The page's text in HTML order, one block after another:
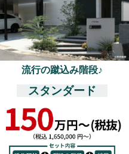
流行の蹴込み階段♪
スタンダード